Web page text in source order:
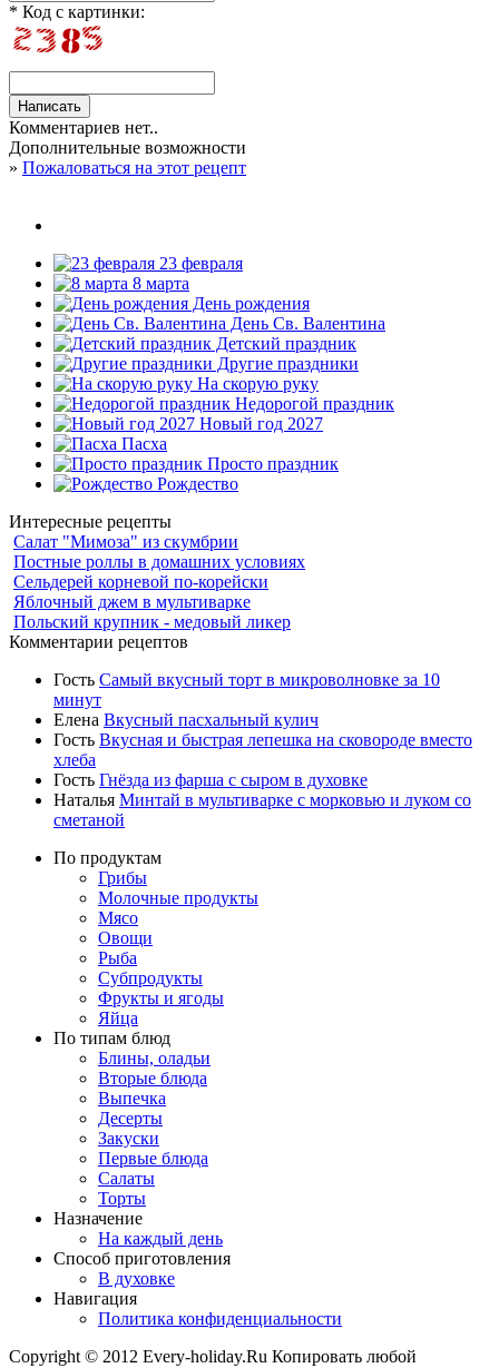
* Код с картинки:
Комментариев нет..
Дополнительные возможности
» Пожаловаться на этот рецепт
23 февраля
8 марта
День рождения
День Св. Валентина
Детский праздник
Другие праздники
На скорую руку
Недорогой праздник
Новый год 2027
Пасха
Просто праздник
Рождество
Интересные рецепты
Салат "Мимоза" из скумбрии
Постные роллы в домашних условиях
Сельдерей корневой по-корейски
Яблочный джем в мультиварке
Польский крупник - медовый ликер
Комментарии рецептов
Гость Самый вкусный торт в микроволновке за 10
минут
Елена Вкусный пасхальный кулич
Гость Вкусная и быстрая лепешка на сковороде вместо
хлеба
Гость Гнёзда из фарша с сыром в духовке
Наталья Минтай в мультиварке с морковью и луком со
сметаной
По продуктам
Грибы
Молочные продукты
Мясо
Овощи
Рыба
Субпродукты
Фрукты и ягоды
Яйца
По типам блюд
Блины, оладьи
Вторые блюда
Выпечка
Десерты
Закуски
Первые блюда
Салаты
Торты
Назначение
На каждый день
Способ приготовления
В духовке
Навигация
Политика конфиденциальности
Copyright © 2012 Every-holiday.Ru Копировать любой